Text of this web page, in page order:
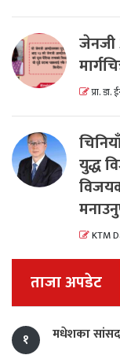
जेनजी
प्रा.
युद्ध
KTM
ताजा अपडेट
१ मधेशका